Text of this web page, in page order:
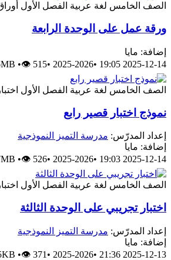
الصف الخامس لغة عربية الفصل الأول
ورقة عمل على الوحدة الرابعة
إضافة: مايا
2025-12-14 19:05
•
2025-2026
•
•👁 515
الصف الخامس لغة عربية الفصل الأول
نموذج اختبار قصير رابع
إعداد المدرّس: مدرسة التميز النموذجية
إضافة: مايا
2025-12-14 19:03
•
2025-2026
•
•👁 526
الصف الخامس لغة عربية الفصل الأول
اختبار تجريبي على الوحدة الثالثة
إعداد المدرّس: مدرسة التميز النموذجية
إضافة: مايا
2025-12-13 21:36
•
2025-2026
•
•👁 371